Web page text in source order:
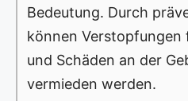
Bedeutung. Durch
können
und Schäden an der
vermieden werden.